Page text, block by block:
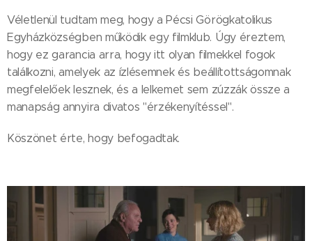
Véletlenül tudtam meg, hogy a Pécsi Görögkatolikus
Egyházközségben működik egy filmklub. Úgy éreztem,
hogy ez garancia arra, hogy itt olyan filmekkel fogok
találkozni, amelyek az ízlésemnek és beállítottságomnak
megfelelőek lesznek, és a lelkemet sem zúzzák össze a
manapság annyira divatos "érzékenyítéssel".
Köszönet érte, hogy befogadtak.